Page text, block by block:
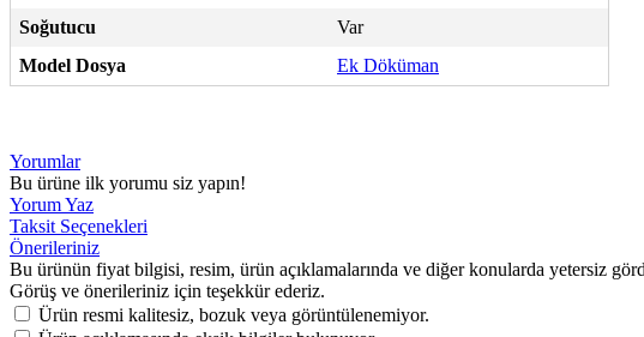
Soğutucu
Var
Model Dosya
Ek Döküman
Yorumlar
Bu ürüne ilk yorumu siz yapın!
Yorum Yaz
Taksit Seçenekleri
Önerileriniz
Bu ürünün fiyat bilgisi, resim, ürün açıklamalarında ve diğer konularda yetersiz
Görüş ve önerileriniz için teşekkür ederiz.
Ürün resmi kalitesiz, bozuk veya görüntülenemiyor.